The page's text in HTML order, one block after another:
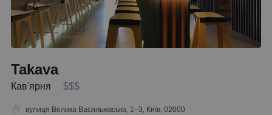
Takava
Кав'ярня $$$
вулиця Велика Васильківська, 1–3, Київ, 02000